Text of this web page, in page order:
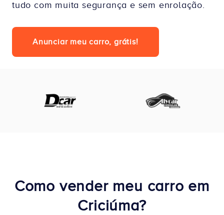
tudo com muita segurança e sem enrolação.
Anunciar meu carro, grátis!
Como vender meu carro em
Criciúma?